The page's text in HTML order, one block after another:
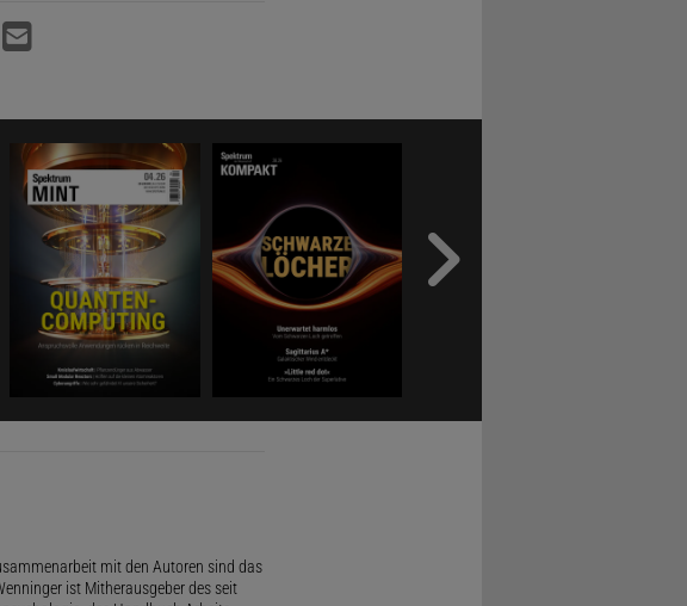
mit den Autoren sind das
ist Mitherausgeber des seit